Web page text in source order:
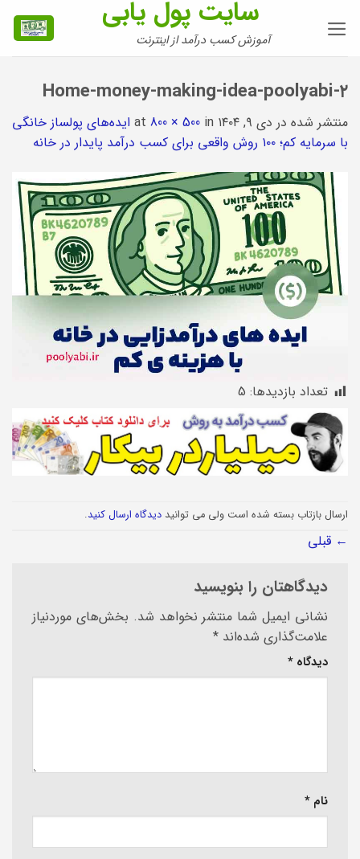
سایت پول یابی
آموزش کسب درآمد از اینترنت
Home-money-making-idea-poolyabi-۲
منتشر شده در دی ۹, ۱۴۰۴ 800 × 500 in
ایده‌های پولساز خانگی
با سرمایه کم؛ ۱۰۰ روش واقعی برای کسب درآمد پایدار در خانه
تعداد بازدیدها: 5
ارسال بازتاب بسته شده است ولی می توانید دیدگاه ارسال کنید.
← قبلی
دیدگاهتان را بنویسید
نشانی ایمیل شما منتشر نخواهد شد. بخش‌های موردنیاز
علامت‌گذاری شده‌اند *
دیدگاه *
نام *